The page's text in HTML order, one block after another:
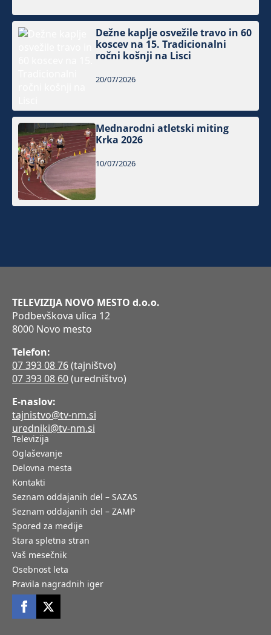
Dežne kaplje osvežile travo in 60
koscev na 15. Tradicionalni
ročni košnji na Lisci
20/07/2026
Mednarodni atletski miting
Krka 2026
10/07/2026
TELEVIZIJA NOVO MESTO d.o.o.
Podbevškova ulica 12
8000 Novo mesto
Telefon:
07 393 08 76(tajništvo)
07 393 08 60(uredništvo)
E-naslov:
tajnistvo@tv-nm.si
uredniki@tv-nm.si
Televizija
Oglaševanje
Delovna mesta
Kontakti
Seznam oddajanih del – SAZAS
Seznam oddajanih del – ZAMP
Spored za medije
Stara spletna stran
Vaš mesečnik
Osebnost leta
Pravila nagradnih iger